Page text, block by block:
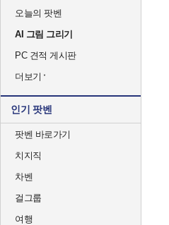
오늘의 팟벤
AI 그림 그리기
PC 견적 게시판
더보기
인기 팟벤
팟벤 바로가기
치지직
차벤
걸그룹
여행